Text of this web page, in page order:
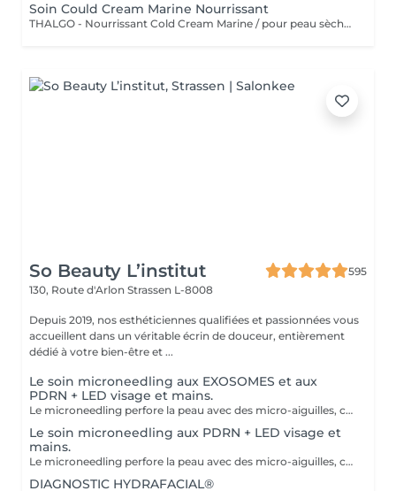
Soin Could Cream Marine Nourrissant
THALGO - Nourrissant Cold Cream Marine / pour peau sèche Boostez votre peau avec la technologie du masque LED : un soin haute performance qui stimule , traite et illumine votre teint dès la première séance
So Beauty L’institut
595
130, Route d'Arlon Strassen L-8008
Depuis 2019, nos esthéticiennes qualifiées et passionnées vous
accueillent dans un véritable écrin de douceur, entièrement
dédié à votre bien-être et ...
Le soin microneedling aux EXOSOMES et aux
PDRN + LED visage et mains.
Le microneedling perfore la peau avec des micro-aiguilles, créant des micro-canaux qui permettent à un sérum actif (PDRN ou exosomes) de pénétrer en profondeur dans le derme. C'est ce qu'on appelle un soin « biostimulateur » : on ne remplit pas, on stimule la peau pour qu'elle se régénère elle-même. L'association des exosomes et du PDRN (Polydésoxyribonucléotide) est une révolution anti-âge. Il représente le protocole de régénération cutanée le plus avancé en médecine esthétique. Cette synergie permet de stimuler le renouvellement cellulaire de façon accélérée, d'atténuer les cicatrices et de lifter le teint sans chirurgie. C'est une synergie régénératrice puissante, ces deux actifs maximisent la réparation tissulaire et l'éclat du teint. Idéale pour les peaux: matures , avec des dommages solaires importants, des cicatrices, une perte de fermeté. Soin plus puissant que le PDRN . Pour optimiser les effets du soin, nous appliquerons la lumière LED sur le visage. Profitez, également, d'un traitement anti-âge à la lumière Led pour les mains.
Le soin microneedling aux PDRN + LED visage et
mains.
Le microneedling perfore la peau avec des micro-aiguilles, créant des micro-canaux qui permettent à un sérum actif (PDRN ou exosomes) de pénétrer en profondeur dans le derme. C'est ce qu'on appelle un soin « biostimulateur » : on ne remplit pas, on stimule la peau pour qu'elle se régénère elle-même. Tandis que le sérum PDRN pénètre profondément pour stimuler la réparation cellulaire, accélérer la cicatrisation et booster la production de collagène. Pour optimiser les effets du soin, nous appliquerons la lumière LED sur le visage. Profitez, également, d'un traitement anti-âge à la lumière Led pour les mains.
DIAGNOSTIC HYDRAFACIAL®